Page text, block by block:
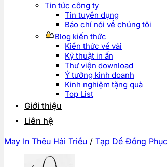
Tin tức công ty
Tin tuyển dụng
Báo chí nói về chúng tôi
Blog kiến thức
Kiến thức về vải
Kỹ thuật in ấn
Thư viện download
Ý tưởng kinh doanh
Kinh nghiệm tặng quà
Top List
Giới thiệu
Liên hệ
May In Thêu Hải Triều / Tạp Dề Đồng Phục